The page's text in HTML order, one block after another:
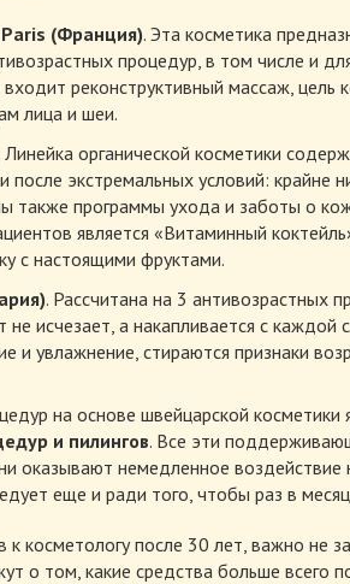
(Франция). Эта косметика
процедур, в том числе и
реконструктивный массаж, цель
лица и шеи.
Линейка органической косметики
после экстремальных условий: крайне
также программы ухода и заботы о
является «Витаминный
с настоящими фруктами.
. Рассчитана на 3 антивозрастных
исчезает, а накапливается с
и увлажнение, стираются признаки
на основе швейцарской косметики
и пилингов. Все эти
оказывают немедленное воздействие
еще и ради того, чтобы раз в
к косметологу после 30 лет, важно не
о том, какие средства больше всего